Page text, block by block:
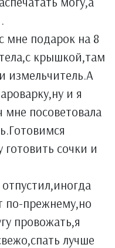
подарок на 8
крышкой,там
измельчитель.А
и я
мне посоветовала
сочки и
по-прежнему,но
провожать,я
лучше